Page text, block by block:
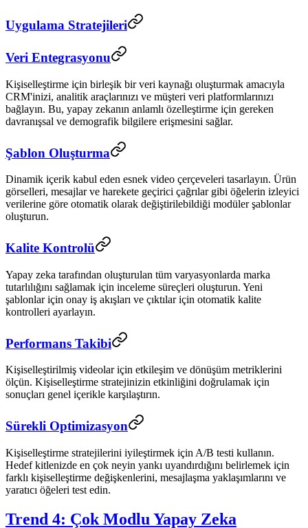
Uygulama Stratejileri
Veri Entegrasyonu
Kişiselleştirme için birleşik bir veri kaynağı oluşturmak amacıyla
CRM'inizi, analitik araçlarınızı ve müşteri veri platformlarınızı
bağlayın. Bu, yapay zekanın anlamlı özelleştirme için gereken
davranışsal ve demografik bilgilere erişmesini sağlar.
Şablon Oluşturma
Dinamik içerik kabul eden esnek video çerçeveleri tasarlayın. Ürün
görselleri, mesajlar ve harekete geçirici çağrılar gibi öğelerin izleyici
verilerine göre otomatik olarak değiştirilebildiği modüler şablonlar
oluşturun.
Kalite Kontrolü
Yapay zeka tarafından oluşturulan tüm varyasyonlarda marka
tutarlılığını sağlamak için inceleme süreçleri oluşturun. Yeni
şablonlar için onay iş akışları ve çıktılar için otomatik kalite
kontrolleri ayarlayın.
Performans Takibi
Kişiselleştirilmiş videolar için etkileşim ve dönüşüm metriklerini
ölçün. Kişiselleştirme stratejinizin etkinliğini doğrulamak için
sonuçları genel içerikle karşılaştırın.
Sürekli Optimizasyon
Kişiselleştirme stratejilerini iyileştirmek için A/B testi kullanın.
Hedef kitlenizde en çok neyin yankı uyandırdığını belirlemek için
farklı kişiselleştirme değişkenlerini, mesajlaşma yaklaşımlarını ve
yaratıcı öğeleri test edin.
Trend 4: Çok Modlu Yapay Zeka